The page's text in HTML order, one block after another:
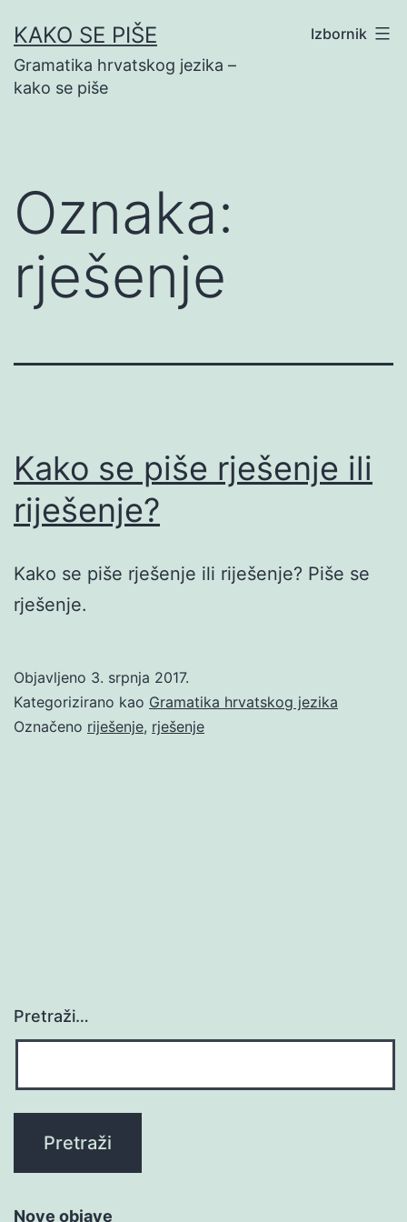
na
sadržaj
KAKO SE PIŠE
Gramatika hrvatskog jezika –
kako se piše
Izbornik
Oznaka:
rješenje
Kako se piše rješenje ili
riješenje?
Kako se piše rješenje ili riješenje? Piše se
rješenje.
Objavljeno 3. srpnja 2017.
Kategorizirano kao Gramatika hrvatskog jezika
Označeno riješenje, rješenje
Pretraži…
Nove objave